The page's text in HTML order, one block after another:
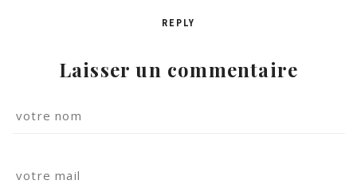
REPLY
Laisser un commentaire